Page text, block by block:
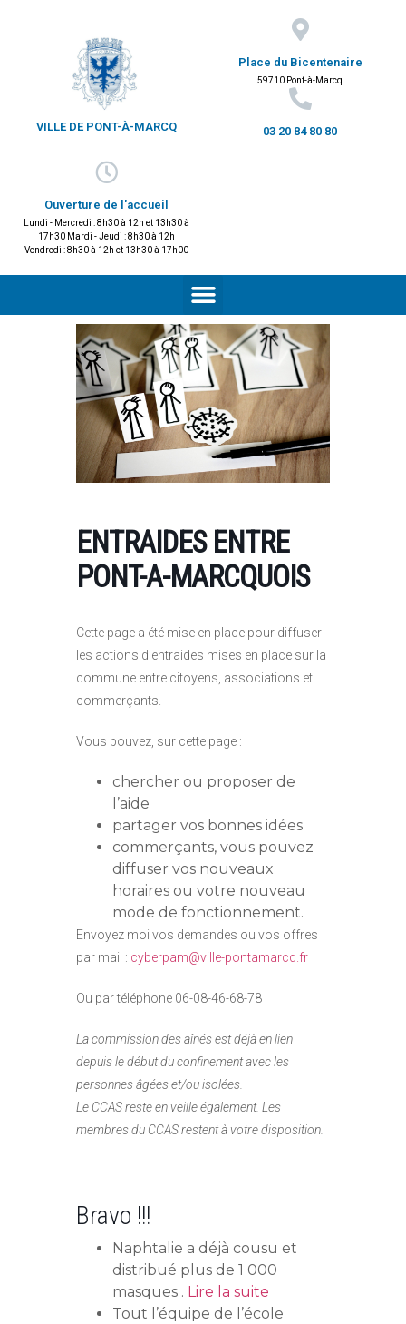
VILLE DE PONT-À-MARCQ
Place du Bicentenaire
59710 Pont-à-Marcq
03 20 84 80 80
Ouverture de l'accueil
Lundi - Mercredi : 8h30 à 12h et 13h30 à
17h30 Mardi - Jeudi : 8h30 à 12h
Vendredi : 8h30 à 12h et 13h30 à 17h00
ENTRAIDES ENTRE
PONT-A-MARCQUOIS
Cette page a été mise en place pour diffuser
les actions d’entraides mises en place sur la
commune entre citoyens, associations et
commerçants.
Vous pouvez, sur cette page :
chercher ou proposer de
l’aide
partager vos bonnes idées
commerçants, vous pouvez
diffuser vos nouveaux
horaires ou votre nouveau
mode de fonctionnement.
Envoyez moi vos demandes ou vos offres
par mail : cyberpam@ville-pontamarcq.fr
Ou par téléphone 06-08-46-68-78
La commission des aînés est déjà en lien
depuis le début du confinement avec les
personnes âgées et/ou isolées.
Le CCAS reste en veille également. Les
membres du CCAS restent à votre disposition.
Bravo !!!
Naphtalie a déjà cousu et
distribué plus de 1 000
masques . Lire la suite
Tout l’équipe de l’école